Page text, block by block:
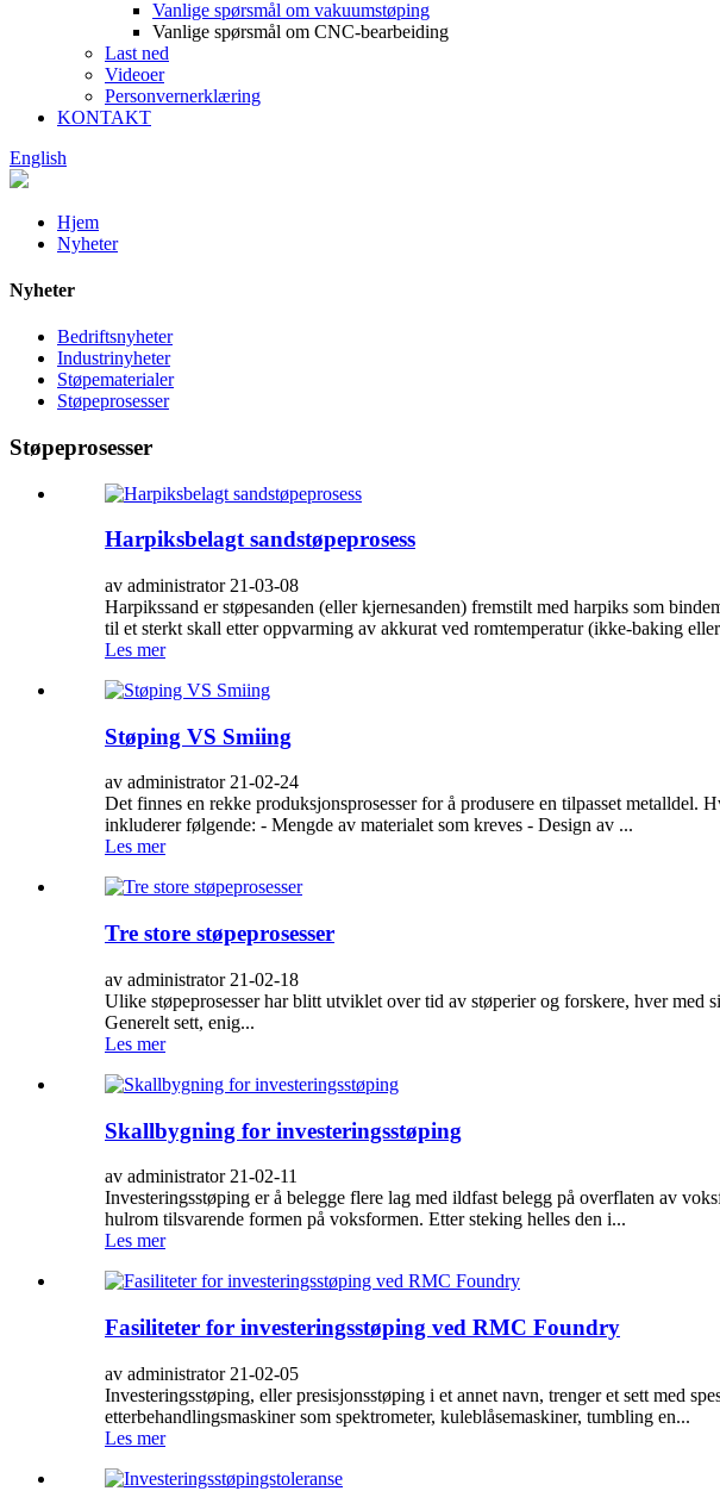
Vanlige spørsmål om vakuumstøping
Vanlige spørsmål om CNC-bearbeiding
Last ned
Videoer
Personvernerklæring
KONTAKT
English
Hjem
Nyheter
Nyheter
Bedriftsnyheter
Industrinyheter
Støpematerialer
Støpeprosesser
Støpeprosesser
Harpiksbelagt sandstøpeprosess
av administrator 21-03-08
Harpikssand er støpesanden (eller kjernesanden) fremstilt med harpiks som
til et sterkt skall etter oppvarming av akkurat ved romtemperatur (ikke-baking
Les mer
Støping VS Smiing
av administrator 21-02-24
Det finnes en rekke produksjonsprosesser for å produsere en tilpasset metalldel.
inkluderer følgende: - Mengde av materialet som kreves - Design av ...
Les mer
Tre store støpeprosesser
av administrator 21-02-18
Ulike støpeprosesser har blitt utviklet over tid av støperier og forskere, hver med
Generelt sett, enig...
Les mer
Skallbygning for investeringsstøping
av administrator 21-02-11
Investeringsstøping er å belegge flere lag med ildfast belegg på overflaten av
hulrom tilsvarende formen på voksformen. Etter steking helles den i...
Les mer
Fasiliteter for investeringsstøping ved RMC Foundry
av administrator 21-02-05
Investeringsstøping, eller presisjonsstøping i et annet navn, trenger et sett med
etterbehandlingsmaskiner som spektrometer, kuleblåsemaskiner, tumbling en...
Les mer